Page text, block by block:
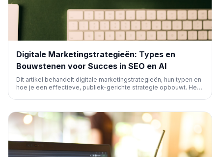
Digitale Marketingstrategieën: Types en
Bouwstenen voor Succes in SEO en AI
Dit artikel behandelt digitale marketingstrategieën, hun typen en
hoe je een effectieve, publiek-gerichte strategie opbouwt. Het
AI-platforms.